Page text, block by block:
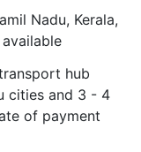
Nadu, Kerala,
hub
cities and 3 - 4
of payment